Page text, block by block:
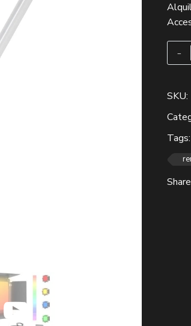
era:
es:
-
30c
RGB
SKU:
Tags: